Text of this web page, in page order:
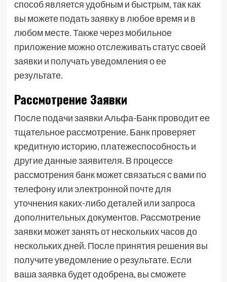
способ является удобным и быстрым, так как
вы можете подать заявку в любое время и в
любом месте. Также через мобильное
приложение можно отслеживать статус своей
заявки и получать уведомления о ее
результате.
Рассмотрение Заявки
После подачи заявки Альфа-Банк проводит ее
тщательное рассмотрение. Банк проверяет
кредитную историю, платежеспособность и
другие данные заявителя. В процессе
рассмотрения банк может связаться с вами по
телефону или электронной почте для
уточнения каких-либо деталей или запроса
дополнительных документов. Рассмотрение
заявки может занять от нескольких часов до
нескольких дней. После принятия решения вы
получите уведомление о результате. Если
ваша заявка будет одобрена, вы сможете